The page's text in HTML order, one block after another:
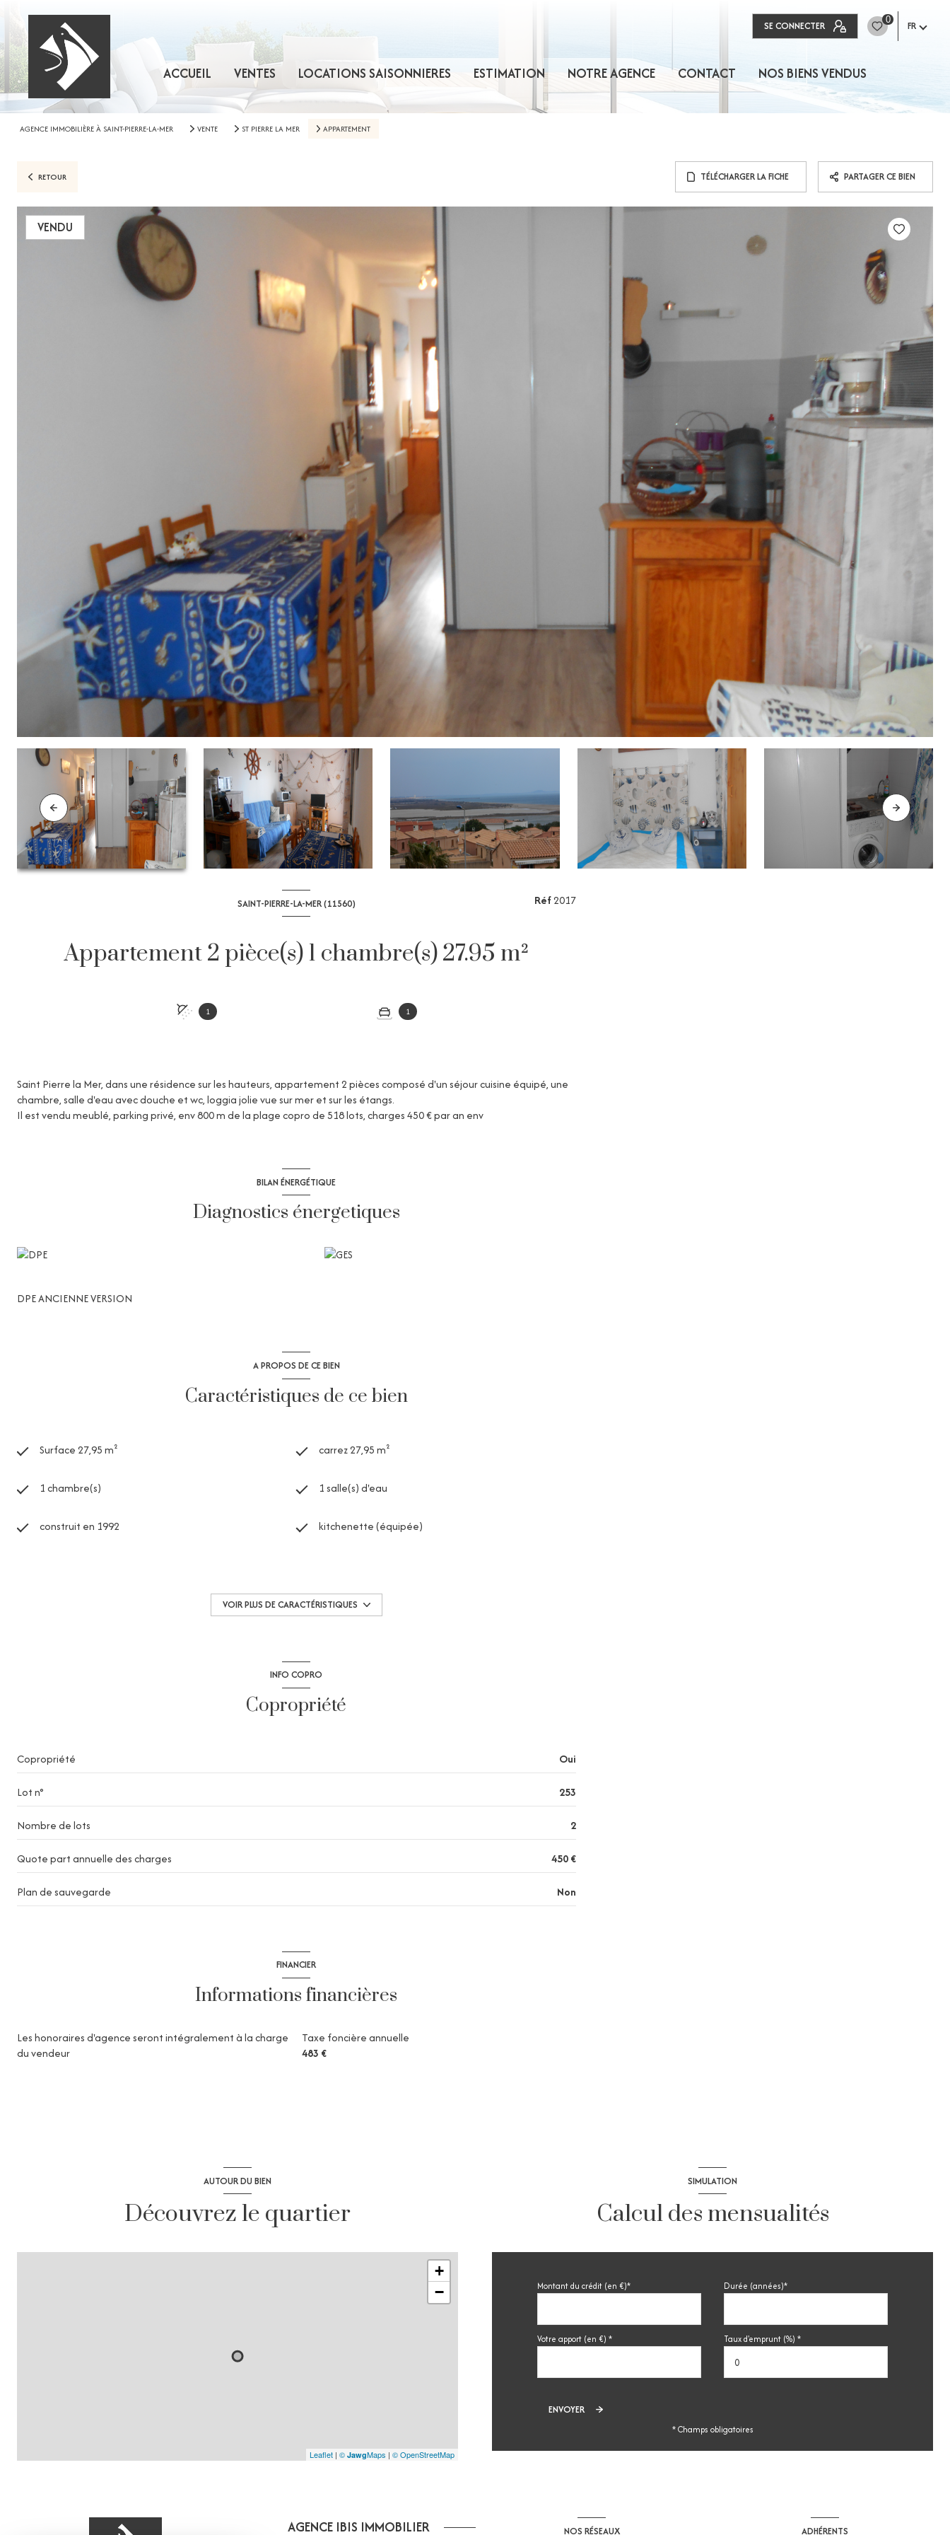
SE CONNECTER 0 FR
ACCUEIL VENTES LOCATIONS SAISONNIERES ESTIMATION NOTRE AGENCE CONTACT NOS BIENS VENDUS
AGENCE IMMOBILIÈRE À SAINT-PIERRE-LA-MER VENTE ST PIERRE LA MER APPARTEMENT
RETOUR TÉLÉCHARGER LA FICHE PARTAGER CE BIEN
VENDU
SAINT-PIERRE-LA-MER (11560)
Appartement 2 pièce(s) 1 chambre(s) 27.95 m²
1 1
Réf2017
Saint Pierre la Mer, dans une résidence sur les hauteurs, appartement 2 pièces composé d'un séjour cuisine équipé, une
chambre, salle d'eau avec douche et wc, loggia jolie vue sur mer et sur les étangs.
Il est vendu meublé, parking privé, env 800 m de la plage copro de 518 lots, charges 450 € par an env
BILAN ÉNERGÉTIQUE
Diagnostics énergetiques
DPE ANCIENNE VERSION
A PROPOS DE CE BIEN
Caractéristiques de ce bien
Surface 27,95 m² carrez 27,95 m²
1 chambre(s) 1 salle(s) d'eau
construit en 1992 kitchenette (équipée)
1 niveau(x)
terrasse
VOIR PLUS DE CARACTÉRISTIQUES
INFO COPRO
Copropriété
Copropriété Oui
Lot n° 253
Nombre de lots 2
Quote part annuelle des charges 450 €
Plan de sauvegarde Non
FINANCIER
Informations financières
Les honoraires d'agence seront intégralement à la charge
du vendeur
Taxe foncière annuelle
483 €
AUTOUR DU BIEN
Découvrez le quartier
+
−
Leaflet | © JawgMaps | © OpenStreetMap
SIMULATION
Calcul des mensualités
Montant du crédit (en €)* Durée (années)*
Votre apport (en €) * Taux d'emprunt (%) *
ENVOYER
* Champs obligatoires
AGENCE IBIS IMMOBILIER NOS RÉSEAUX ADHÉRENTS